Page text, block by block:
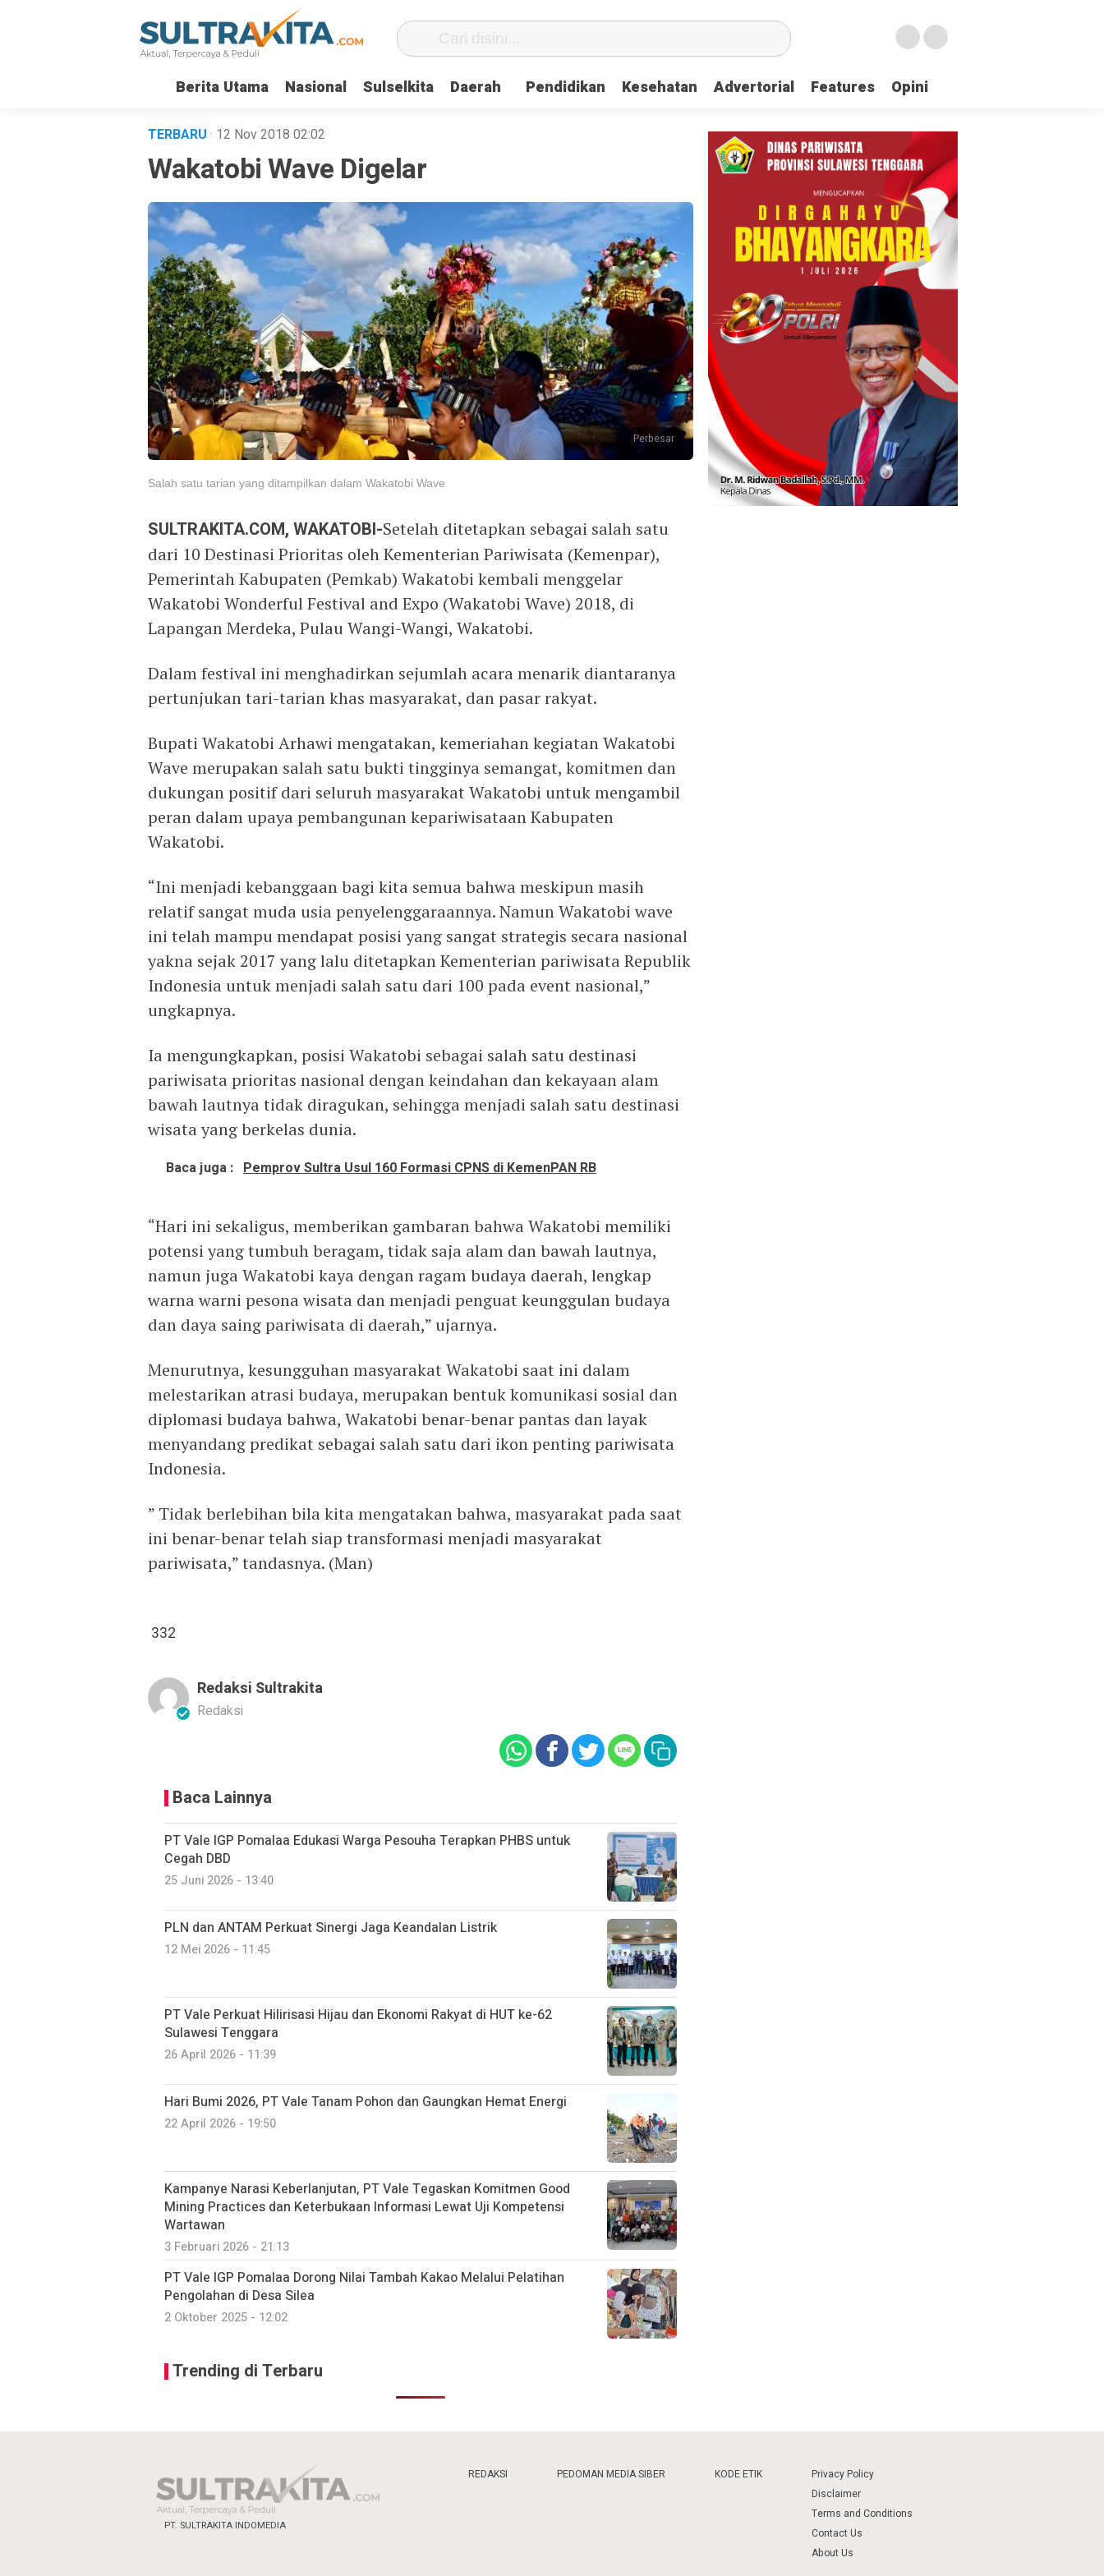
Berita Utama Nasional Sulselkita Daerah Pendidikan Kesehatan Advertorial Features Opini
TERBARU · 12 Nov 2018 02:02
Wakatobi Wave Digelar
Perbesar
Salah satu tarian yang ditampilkan dalam Wakatobi Wave
SULTRAKITA.COM, WAKATOBI-Setelah ditetapkan sebagai salah satu
dari 10 Destinasi Prioritas oleh Kementerian Pariwisata (Kemenpar),
Pemerintah Kabupaten (Pemkab) Wakatobi kembali menggelar
Wakatobi Wonderful Festival and Expo (Wakatobi Wave) 2018, di
Lapangan Merdeka, Pulau Wangi-Wangi, Wakatobi.
Dalam festival ini menghadirkan sejumlah acara menarik diantaranya
pertunjukan tari-tarian khas masyarakat, dan pasar rakyat.
Bupati Wakatobi Arhawi mengatakan, kemeriahan kegiatan Wakatobi
Wave merupakan salah satu bukti tingginya semangat, komitmen dan
dukungan positif dari seluruh masyarakat Wakatobi untuk mengambil
peran dalam upaya pembangunan kepariwisataan Kabupaten
Wakatobi.
“Ini menjadi kebanggaan bagi kita semua bahwa meskipun masih
relatif sangat muda usia penyelenggaraannya. Namun Wakatobi wave
ini telah mampu mendapat posisi yang sangat strategis secara nasional
yakna sejak 2017 yang lalu ditetapkan Kementerian pariwisata Republik
Indonesia untuk menjadi salah satu dari 100 pada event nasional,”
ungkapnya.
Ia mengungkapkan, posisi Wakatobi sebagai salah satu destinasi
pariwisata prioritas nasional dengan keindahan dan kekayaan alam
bawah lautnya tidak diragukan, sehingga menjadi salah satu destinasi
wisata yang berkelas dunia.
Baca juga : Pemprov Sultra Usul 160 Formasi CPNS di KemenPAN RB
“Hari ini sekaligus, memberikan gambaran bahwa Wakatobi memiliki
potensi yang tumbuh beragam, tidak saja alam dan bawah lautnya,
namun juga Wakatobi kaya dengan ragam budaya daerah, lengkap
warna warni pesona wisata dan menjadi penguat keunggulan budaya
dan daya saing pariwisata di daerah,” ujarnya.
Menurutnya, kesungguhan masyarakat Wakatobi saat ini dalam
melestarikan atrasi budaya, merupakan bentuk komunikasi sosial dan
diplomasi budaya bahwa, Wakatobi benar-benar pantas dan layak
menyandang predikat sebagai salah satu dari ikon penting pariwisata
Indonesia.
” Tidak berlebihan bila kita mengatakan bahwa, masyarakat pada saat
ini benar-benar telah siap transformasi menjadi masyarakat
pariwisata,” tandasnya. (Man)
332
Redaksi Sultrakita
Redaksi
Baca Lainnya
PT Vale IGP Pomalaa Edukasi Warga Pesouha Terapkan PHBS untuk
Cegah DBD
25 Juni 2026 - 13:40
PLN dan ANTAM Perkuat Sinergi Jaga Keandalan Listrik
12 Mei 2026 - 11:45
PT Vale Perkuat Hilirisasi Hijau dan Ekonomi Rakyat di HUT ke-62
Sulawesi Tenggara
26 April 2026 - 11:39
Hari Bumi 2026, PT Vale Tanam Pohon dan Gaungkan Hemat Energi
22 April 2026 - 19:50
Kampanye Narasi Keberlanjutan, PT Vale Tegaskan Komitmen Good
Mining Practices dan Keterbukaan Informasi Lewat Uji Kompetensi
Wartawan
3 Februari 2026 - 21:13
PT Vale IGP Pomalaa Dorong Nilai Tambah Kakao Melalui Pelatihan
Pengolahan di Desa Silea
2 Oktober 2025 - 12:02
Trending di Terbaru
PT. SULTRAKITA INDOMEDIA
REDAKSI PEDOMAN MEDIA SIBER KODE ETIK
Privacy Policy
Disclaimer
Terms and Conditions
Contact Us
About Us